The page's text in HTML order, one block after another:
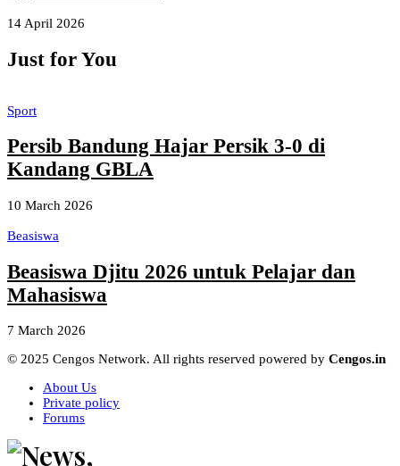
14 April 2026
Just for You
Sport
Persib Bandung Hajar Persik 3-0 di
Kandang GBLA
10 March 2026
Beasiswa
Beasiswa Djitu 2026 untuk Pelajar dan
Mahasiswa
7 March 2026
© 2025 Cengos Network. All rights reserved powered by Cengos.in
About Us
Private policy
Forums